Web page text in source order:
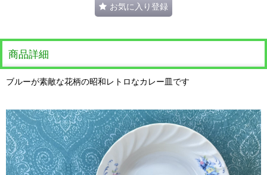
お気に入り登録
商品詳細
ブルーが素敵な花柄の昭和レトロなカレー皿です